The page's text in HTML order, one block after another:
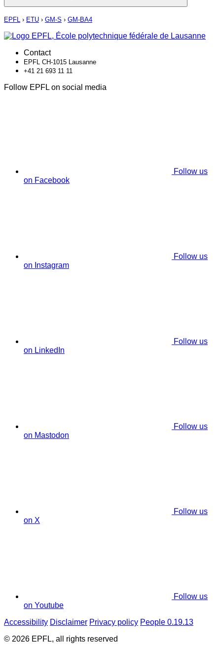
EPFL › ETU › GM-S › GM-BA4
Contact
EPFL CH-1015 Lausanne
+41 21 693 11 11
Follow EPFL on social media
Follow us
on Facebook
Follow us
on Instagram
Follow us
on LinkedIn
Follow us
on Mastodon
Follow us
on X
Follow us
on Youtube
Accessibility Disclaimer Privacy policy People 0.19.13
© 2026 EPFL, all rights reserved